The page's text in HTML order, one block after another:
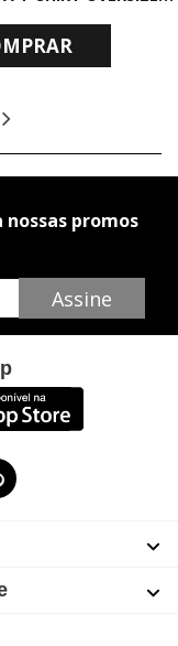
nossas promos
Assine